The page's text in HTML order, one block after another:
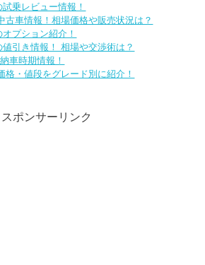
乗レビュー情報！
古車情報！相場価格や販売状況は？
プション紹介！
引き情報！ 相場や交渉術は？
車時期情報！
格・値段をグレード別に紹介！
スポンサーリンク